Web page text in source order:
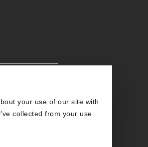
your use of our site with
collected from your use